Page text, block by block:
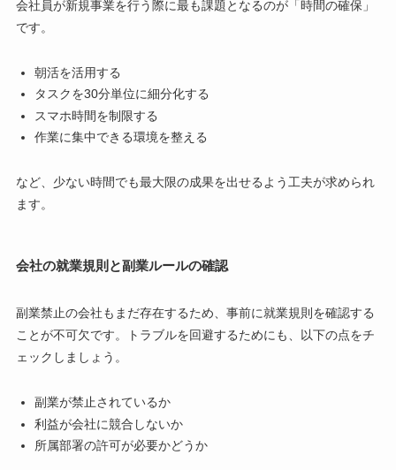
会社員が新規事業を行う際に最も課題となるのが「時間の確保」
です。
朝活を活用する
タスクを30分単位に細分化する
スマホ時間を制限する
作業に集中できる環境を整える
など、少ない時間でも最大限の成果を出せるよう工夫が求められ
ます。
会社の就業規則と副業ルールの確認
副業禁止の会社もまだ存在するため、事前に就業規則を確認する
ことが不可欠です。トラブルを回避するためにも、以下の点をチ
ェックしましょう。
副業が禁止されているか
利益が会社に競合しないか
所属部署の許可が必要かどうか